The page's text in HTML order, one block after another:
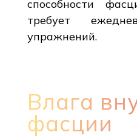
способности
требует
упражнений.
Влага
фасции